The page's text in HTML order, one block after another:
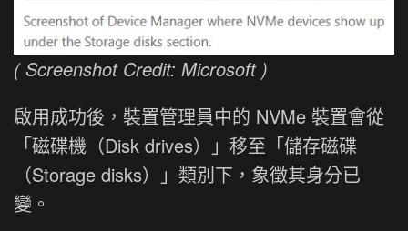
( Screenshot Credit: Microsoft )
啟用成功後，裝置管理員中的 NVMe 裝置會從
「磁碟機（Disk drives）」移至「儲存磁碟
（Storage disks）」類別下，象徵其身分已
變。